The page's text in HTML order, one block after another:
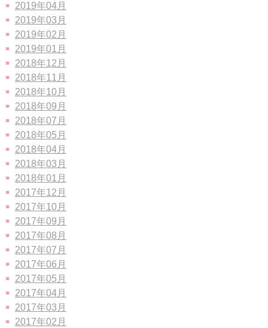
2019年04月
2019年03月
2019年02月
2019年01月
2018年12月
2018年11月
2018年10月
2018年09月
2018年07月
2018年05月
2018年04月
2018年03月
2018年01月
2017年12月
2017年10月
2017年09月
2017年08月
2017年07月
2017年06月
2017年05月
2017年04月
2017年03月
2017年02月